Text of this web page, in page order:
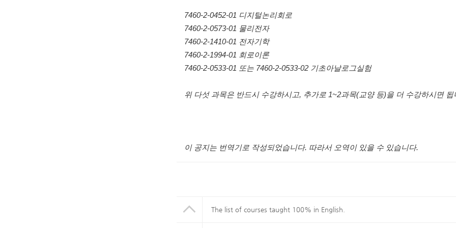
7460-2-0452-01 디지털논리회로
7460-2-0573-01 물리전자
7460-2-1410-01 전자기학
7460-2-1994-01 회로이론
7460-2-0533-01 또는 7460-2-0533-02 기초아날로그실험
위 다섯 과목은 반드시 수강하시고, 추가로 1~2과목(교양 등)을 더 수강하시면 됩
이 공지는 번역기로 작성되었습니다. 따라서 오역이 있을 수 있습니다.
The list of courses taught 100% in English.